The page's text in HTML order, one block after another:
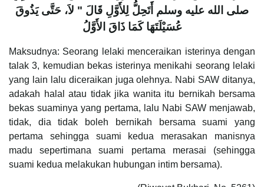
صلى الله عليه وسلم أَتَحِلُّ لِلأَوَّلِ قَالَ "‏ لاَ، حَتَّى يَذُوقَ
عُسَيْلَتَهَا كَمَا ذَاقَ الأَوَّلُ
Maksudnya: Seorang lelaki menceraikan isterinya dengan
talak 3, kemudian bekas isterinya menikahi seorang lelaki
yang lain lalu diceraikan juga olehnya. Nabi SAW ditanya,
adakah halal atau tidak jika wanita itu bernikah bersama
bekas suaminya yang pertama, lalu Nabi SAW menjawab,
tidak, dia tidak boleh bernikah bersama suami yang
pertama sehingga suami kedua merasakan manisnya
madu sepertimana suami pertama merasai (sehingga
suami kedua melakukan hubungan intim bersama).